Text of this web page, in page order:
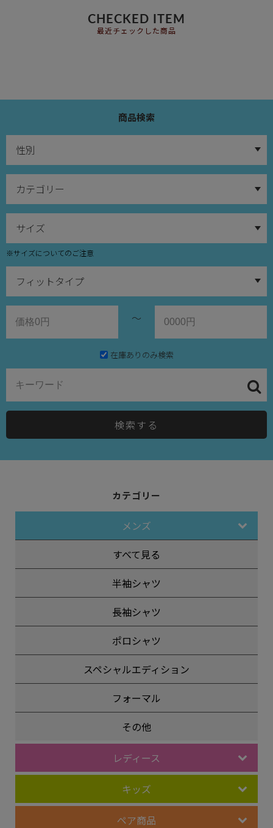
CHECKED ITEM
最近チェックした商品
商品検索
※サイズについてのご注意
～
在庫ありのみ検索
検索する
カテゴリー
メンズ
すべて見る
半袖シャツ
長袖シャツ
ポロシャツ
スペシャルエディション
フォーマル
その他
レディース
キッズ
ペア商品